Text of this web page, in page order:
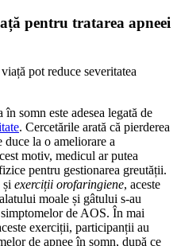
pentru tratarea apneei
pot reduce severitatea
în somn este adesea legată de
. Cercetările arată că pierderea
la o ameliorare a
motiv, medicul ar putea
pentru gestionarea greutății.
și exerciții orofaringiene, aceste
moale și gâtului s-au
de AOS. În mai
exerciții, participanții au
de apnee în somn, după ce